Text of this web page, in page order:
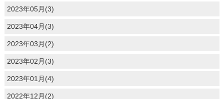
2023年05月(3)
2023年04月(3)
2023年03月(2)
2023年02月(3)
2023年01月(4)
2022年12月(2)